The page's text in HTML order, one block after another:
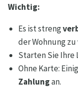
Wichtig:
Es ist streng
der Wohnung
Starten Sie
Ohne Karte:
Zahlungan.